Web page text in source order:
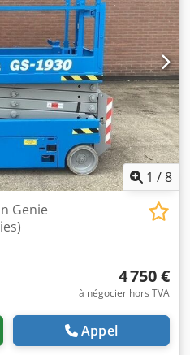
1 /8
Genie
4 750 €
à négocier hors TVA
Appel